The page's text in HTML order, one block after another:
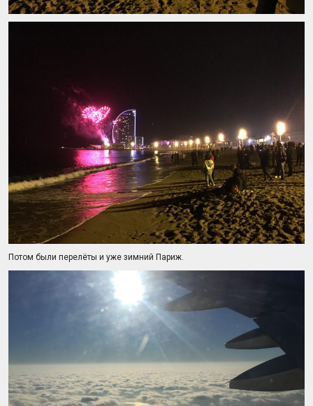
Потом были перелёты и уже зимний Париж.